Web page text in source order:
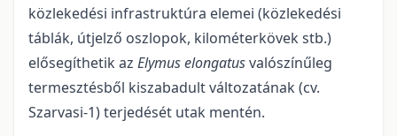
közlekedési infrastruktúra elemei (közlekedési
táblák, útjelző oszlo­pok, kilométer­kövek stb.)
elősegíthetik az Elymus elongatusvalószínűleg
termesztésből kiszaba­dult válto­zatának (cv.
Szarvasi-1) terjedését utak mentén.